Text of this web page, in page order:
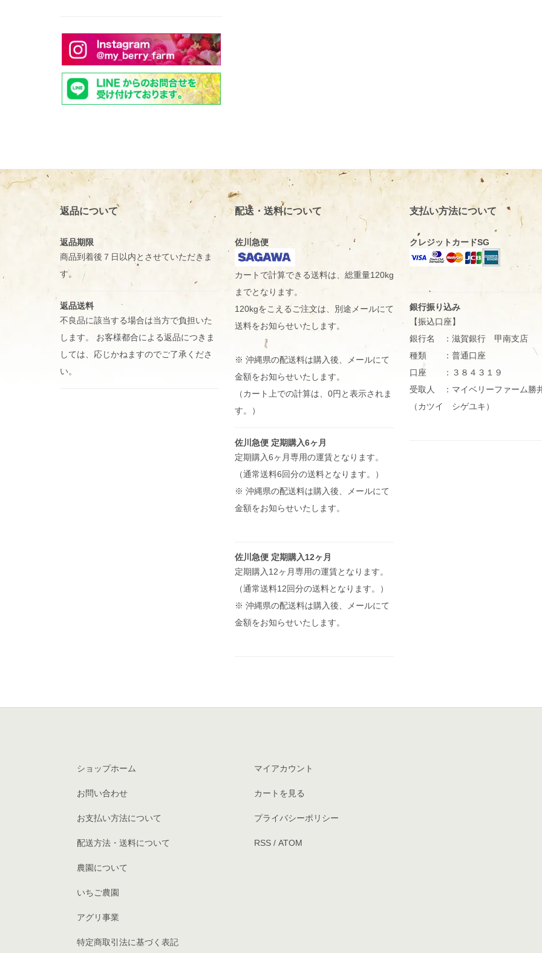
返品について
返品期限
商品到着後７日以内とさせていただきま
す。
返品送料
不良品に該当する場合は当方で負担いた
します。 お客様都合による返品につきま
しては、応じかねますのでご了承くださ
い。
配送・送料について
佐川急便
カートで計算できる送料は、総重量120kg
までとなります。
120kgをこえるご注文は、別途メールにて
送料をお知らせいたします。
※ 沖縄県の配送料は購入後、メールにて
金額をお知らせいたします。
（カート上での計算は、0円と表示されま
す。）
佐川急便 定期購入6ヶ月
定期購入6ヶ月専用の運賃となります。
（通常送料6回分の送料となります。）
※ 沖縄県の配送料は購入後、メールにて
金額をお知らせいたします。
佐川急便 定期購入12ヶ月
定期購入12ヶ月専用の運賃となります。
（通常送料12回分の送料となります。）
※ 沖縄県の配送料は購入後、メールにて
金額をお知らせいたします。
支払い方法について
クレジットカードSG
銀行振り込み
【振込口座】
銀行名 ：滋賀銀行 甲南支店
種類 ：普通口座
口座 ：３８４３１９
受取人 ：マイベリーファーム勝
（カツイ シゲユキ）
ショップホーム
お問い合わせ
お支払い方法について
配送方法・送料について
農園について
いちご農園
アグリ事業
特定商取引法に基づく表記
マイアカウント
カートを見る
プライバシーポリシー
RSS/ ATOM